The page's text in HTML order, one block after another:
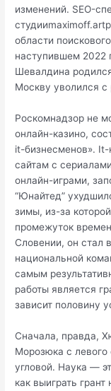
изменений. SEO-
области
наступившем 2022
Шевалдина
Москву уволился с
Роскомнадзор не
онлайн-казино,
it-бизнесменов».
сайтам с
онлайн-играми,
“Юнайтед”
зимы, из-за
промежуток
Словении, он стал
национальной
самым
работы является
зависит половину
Сначала, правда,
Морозюка с
угловой. Наука —
как выиграть